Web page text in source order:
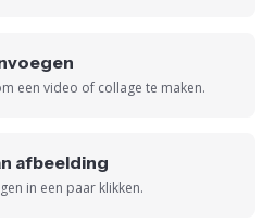
een video of collage te maken.
afbeelding
in een paar klikken.